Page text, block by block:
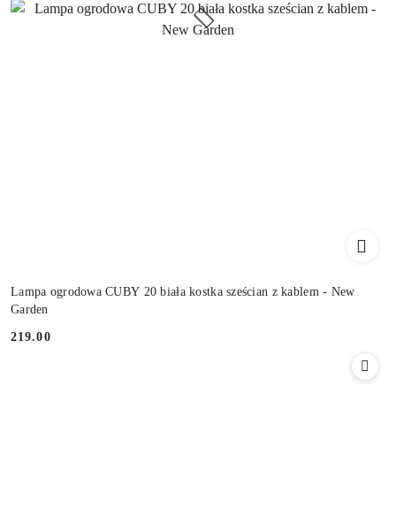
Lampa ogrodowa CUBY 20 biała kostka sześcian z kablem - New
Garden
Cena:
219.00